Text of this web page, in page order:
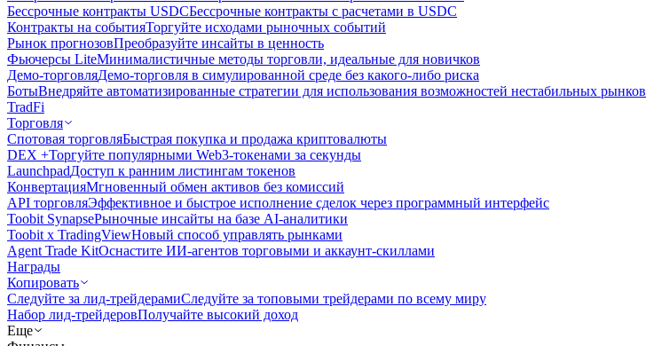
Бессрочные контракты USDCБессрочные контракты с расчетами в USDC
Контракты на событияТоргуйте исходами рыночных событий
Рынок прогнозовПреобразуйте инсайты в ценность
Фьючерсы LiteМинималистичные методы торговли, идеальные для новичков
Демо-торговляДемо-торговля в симулированной среде без какого-либо риска
БотыВнедряйте автоматизированные стратегии для использования возможностей нестабильных рынков
TradFi
Торговля
Спотовая торговляБыстрая покупка и продажа криптовалюты
DEX +Торгуйте популярными Web3-токенами за секунды
LaunchpadДоступ к ранним листингам токенов
КонвертацияМгновенный обмен активов без комиссий
API торговляЭффективное и быстрое исполнение сделок через программный интерфейс
Toobit SynapseРыночные инсайты на базе AI-аналитики
Toobit x TradingViewНовый способ управлять рынками
Agent Trade KitОснастите ИИ-агентов торговыми и аккаунт-скиллами
Награды
Копировать
Следуйте за лид-трейдерамиСледуйте за топовыми трейдерами по всему миру
Набор лид-трейдеровПолучайте высокий доход
Еще